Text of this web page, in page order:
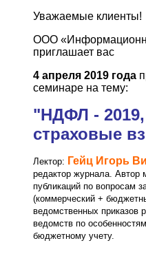
Уважаемые клиенты!
ООО
приглашает вас
4 апреля 2019 года
семинаре на тему:
"НДФЛ -
страховые
Лектор: Гейц Игорь
редактор журнала. Автор
публикаций по вопросам
(коммерческий +
ведомственных приказов
ведомств по
бюджетному учету.